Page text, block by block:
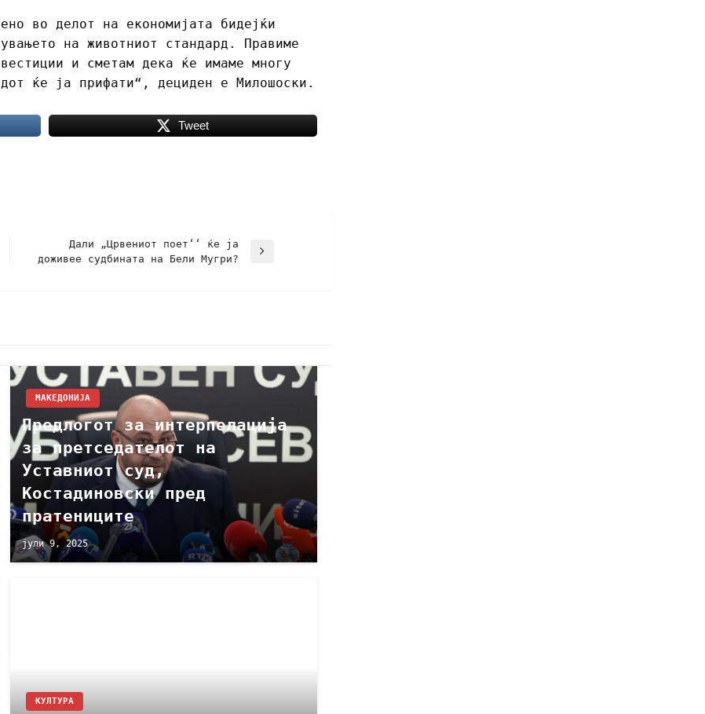
во делот на економијата бидејќи
на животниот стандард. Правиме
и сметам дека ќе имаме многу
ќе ја прифати“, дециден е Милошоски.
Tweet
Дали „Црвениот поет‘‘ ќе ја
доживее судбината на Бели Мугри?
МАКЕДОНИЈА
Предлогот за интерпелација
за претседателот на
Уставниот суд,
Костадиновски пред
пратениците
јули 9, 2025
КУЛТУРА